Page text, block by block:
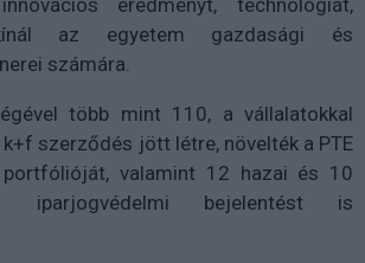
az egyetem gazdasági és
számára.
több mint 110, a vállalatokkal
szerződés jött létre, növelték a PTE
valamint 12 hazai és 10
iparjogvédelmi bejelentést is